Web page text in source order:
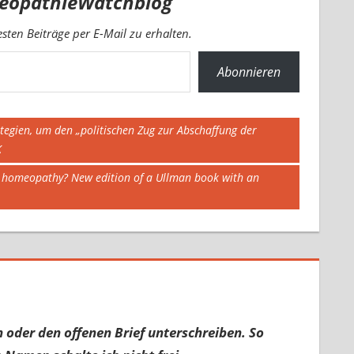
Beiträge per E-Mail zu erhalten.
Abonnieren
um den „politischen Zug zur Abschaffung der
New edition of a Ullman book with an
den offenen Brief unterschreiben. So